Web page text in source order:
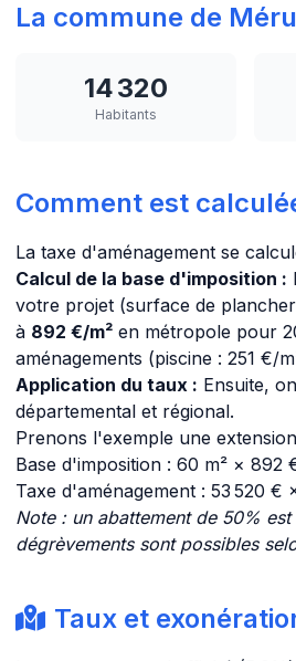
La commune de Méru
14 320
Habitants
Comment est
La taxe d'aménagement se
Calcul de la base d'imposition :
votre projet (surface de
à 892 €/m² en métropole pour
aménagements (piscine : 251 €/
Application du taux : Ensuite,
départemental et régional.
Prenons l'exemple une
Base d'imposition : 60 m² × 892
Taxe d'aménagement : 53 520 €
Note : un abattement de 50%
dégrèvements sont possibles
Taux et